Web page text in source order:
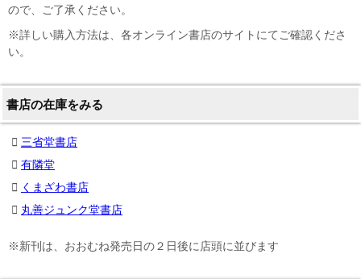
ので、ご了承ください。
※詳しい購入方法は、各オンライン書店のサイトにてご確認くださ
い。
書店の在庫をみる
三省堂書店
有隣堂
くまざわ書店
丸善ジュンク堂書店
※新刊は、おおむね発売日の２日後に店頭に並びます